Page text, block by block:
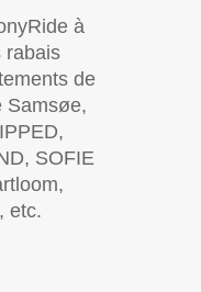
à
rabais
de
Samsøe,
SOFIE
etc.